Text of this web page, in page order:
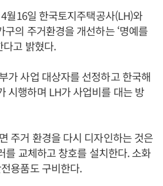
월16일 한국토지주택공사(LH)와
의 주거환경을 개선하는 ‘명예를
다고 밝혔다.
가 사업 대상자를 선정하고 한국해
시행하며 LH가 사업비를 대는 방
주거 환경을 다시 디자인하는 것은
를 교체하고 창호를 설치한다. 소화
용품도 구비한다.